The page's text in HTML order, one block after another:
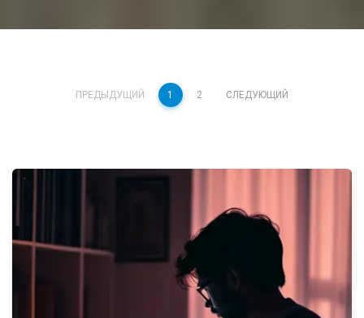
ПРЕДЫДУЩИЙ 1 2 СЛЕДУЮЩИЙ